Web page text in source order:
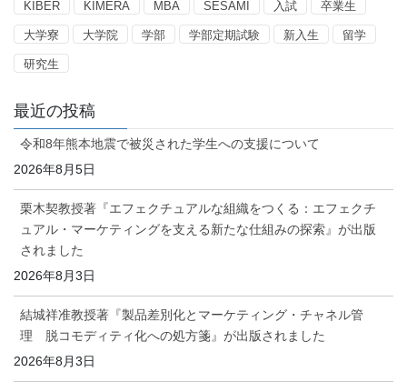
KIBER KIMERA MBA SESAMI 入試 卒業生
大学寮 大学院 学部 学部定期試験 新入生 留学
研究生
最近の投稿
令和8年熊本地震で被災された学生への支援について
2026年8月5日
栗木契教授著『エフェクチュアルな組織をつくる：エフェクチ
ュアル・マーケティングを支える新たな仕組みの探索』が出版
されました
2026年8月3日
結城祥准教授著『製品差別化とマーケティング・チャネル管
理 脱コモディティ化への処方箋』が出版されました
2026年8月3日